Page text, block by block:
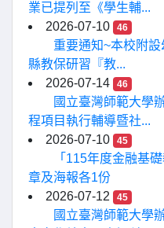
業已提列至《學生輔...
2026-07-10
46
重要通知~本校附
縣教保研習『教...
2026-07-14
46
國立臺灣師範大學
程項目執行輔導暨社...
2026-07-10
45
「115年度金融基
章及海報各1份
2026-07-12
45
國立臺灣師範大學